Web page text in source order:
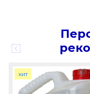
хит